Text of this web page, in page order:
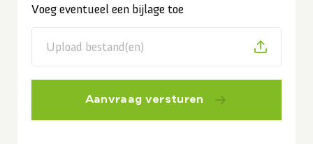
Voeg eventueel een bijlage toe
Upload bestand(en)
Aanvraag versturen